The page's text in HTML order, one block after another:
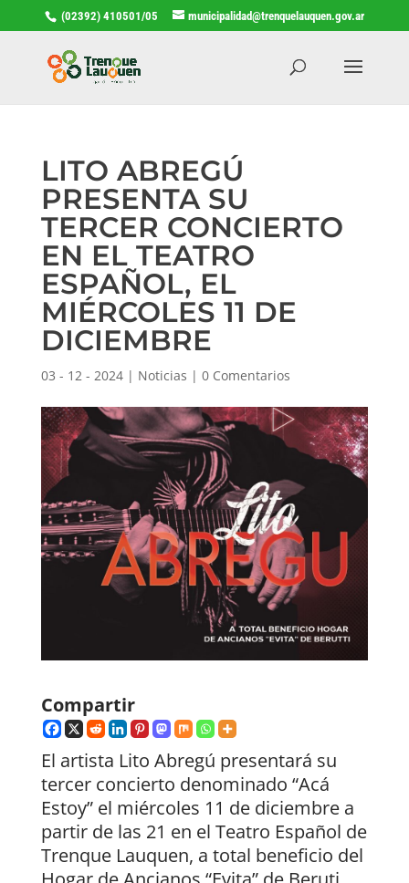
(02392) 410501/05 municipalidad@trenquelauquen.gov.ar
LITO ABREGÚ
PRESENTA SU
TERCER CONCIERTO
EN EL TEATRO
ESPAÑOL, EL
MIÉRCOLES 11 DE
DICIEMBRE
03 - 12 - 2024| Noticias | 0 Comentarios
Compartir
El artista Lito Abregú presentará su
tercer concierto denominado “Acá
Estoy” el miércoles 11 de diciembre a
partir de las 21 en el Teatro Español de
Trenque Lauquen, a total beneficio del